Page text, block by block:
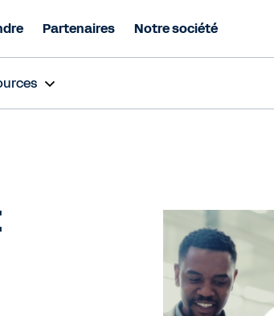
Partenaires Notre société